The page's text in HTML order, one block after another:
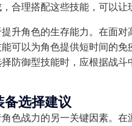
合理搭配这些技能，可以让
升角色的生存能力。在面
可以为角色提供短时间的
防御型技能时，应根据战
备选择建议
色战力的另一关键因素。